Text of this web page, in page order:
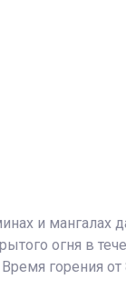
и мангалах
огня в
горения от